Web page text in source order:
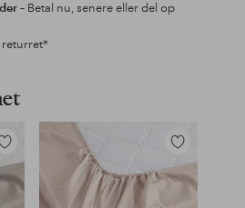
– Betal nu, senere eller del op
returret*
Tilføj
til
favoritter